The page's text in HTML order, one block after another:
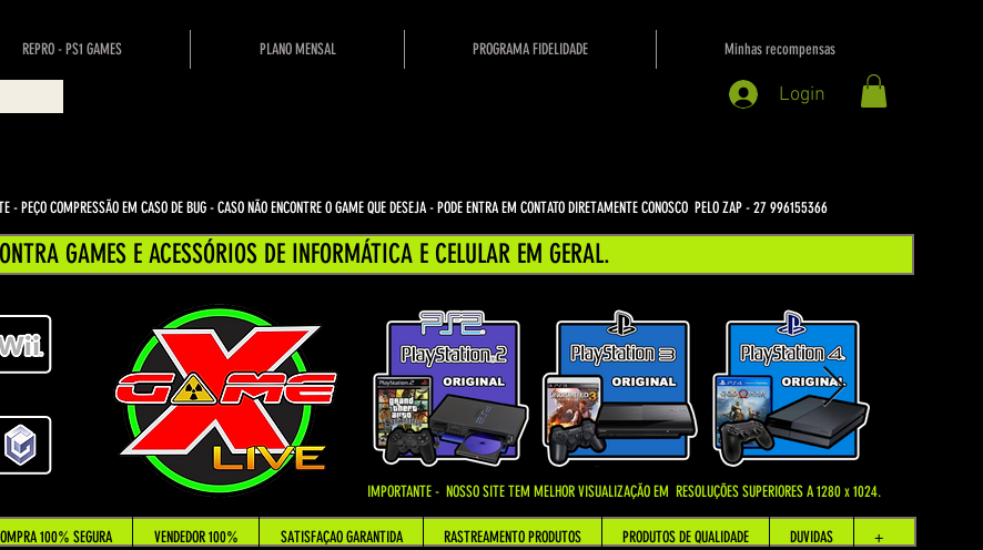
REPRO - PS1 GAMES PLANO MENSAL PROGRAMA FIDELIDADE Minhas recompensas
Login
IMPORTANTE - NOSSO SITE TEM MELHOR VISUALIZAÇÃO EM RESOLUÇÕES SUPERIORES A 1280 x 1024.
GAMES E ACESSÓRIOS DE INFORMÁTICA E CELULAR EM GERAL.
- PEÇO COMPRESSÃO EM CASO DE BUG- CASO NÃO ENCONTRE O GAME QUE DESEJA - PODE ENTRA EM CONTATO DIRETAMENTE CONOSCO PELO ZAP - 27 996155366
100% SEGURA VENDEDOR 100% SATISFAÇAO GARANTIDA RASTREAMENTO PRODUTOS PRODUTOS DE QUALIDADE DUVIDAS +